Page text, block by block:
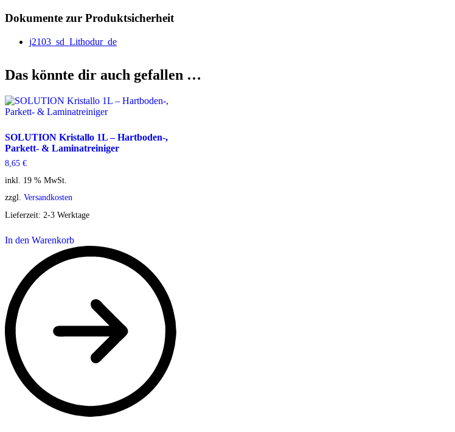
Dokumente zur Produktsicherheit
j2103_sd_Lithodur_de
Das könnte dir auch gefallen …
SOLUTION Kristallo 1L – Hartboden-,
Parkett- & Laminatreiniger
8,65 €
inkl. 19 % MwSt.
zzgl. Versandkosten
Lieferzeit: 2-3 Werktage
In den Warenkorb